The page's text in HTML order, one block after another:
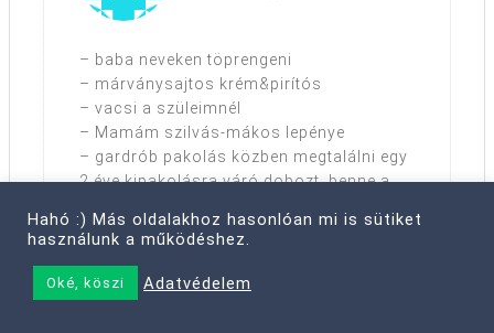
– baba neveken töprengeni
– márványsajtos krém&pirítós
– vacsi a szüleimnél
– Mamám szilvás-mákos lepénye
– gardrób pakolás közben megtalálni egy
2 éve kipakolásra váró dobozt, benne a
– villám zónázás
Reply
Hahó :) Más oldalakhoz hasonlóan mi is sütiket
használunk a működéshez.
Oké, köszi Adatvédelem